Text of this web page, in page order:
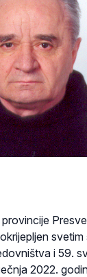
i 59.
2022.